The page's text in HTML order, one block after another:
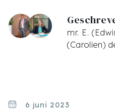
mr. E.
(Carolien)
6 juni 2023